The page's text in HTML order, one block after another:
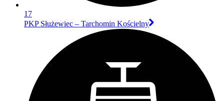
17
PKP Służewiec – Tarchomin Kościelny